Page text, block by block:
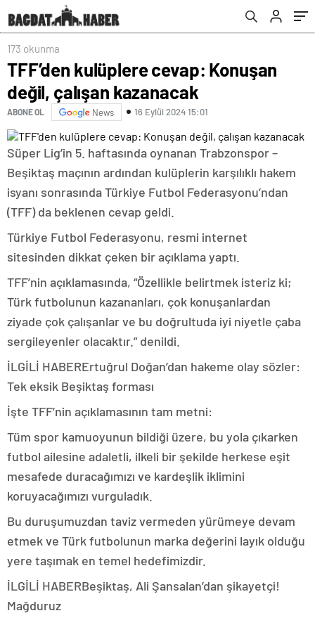
173 okunma
TFF’den kulüplere cevap: Konuşan
değil, çalışan kazanacak
ABONE OL News 16 Eylül 2024 15:01
Süper Lig’in 5. haftasında oynanan Trabzonspor –
Beşiktaş maçının ardından kulüplerin karşılıklı hakem
isyanı sonrasında Türkiye Futbol Federasyonu’ndan
(TFF) da beklenen cevap geldi.
Türkiye Futbol Federasyonu, resmi internet
sitesinden dikkat çeken bir açıklama yaptı.
TFF’nin açıklamasında, “Özellikle belirtmek isteriz ki;
Türk futbolunun kazananları, çok konuşanlardan
ziyade çok çalışanlar ve bu doğrultuda iyi niyetle çaba
sergileyenler olacaktır.” denildi.
İLGİLİ HABERErtuğrul Doğan’dan hakeme olay sözler:
Tek eksik Beşiktaş forması
İşte TFF’nin açıklamasının tam metni:
Tüm spor kamuoyunun bildiği üzere, bu yola çıkarken
futbol ailesine adaletli, ilkeli bir şekilde herkese eşit
mesafede duracağımızı ve kardeşlik iklimini
koruyacağımızı vurguladık.
Bu duruşumuzdan taviz vermeden yürümeye devam
etmek ve Türk futbolunun marka değerini layık olduğu
yere taşımak en temel hedefimizdir.
İLGİLİ HABERBeşiktaş, Ali Şansalan’dan şikayetçi!
Mağduruz